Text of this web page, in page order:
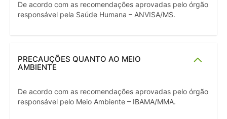
De acordo com as recomendações aprovadas pelo órgão
responsável pela Saúde Humana – ANVISA/MS.
PRECAUÇÕES QUANTO AO MEIO
AMBIENTE
De acordo com as recomendações aprovadas pelo órgão
responsável pelo Meio Ambiente – IBAMA/MMA.